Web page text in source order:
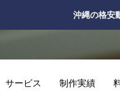
沖縄の格安
サービス 制作実績